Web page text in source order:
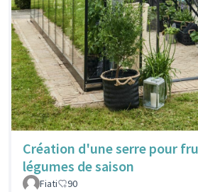
Création d'une serre pour
légumes de saison
Fiati 90